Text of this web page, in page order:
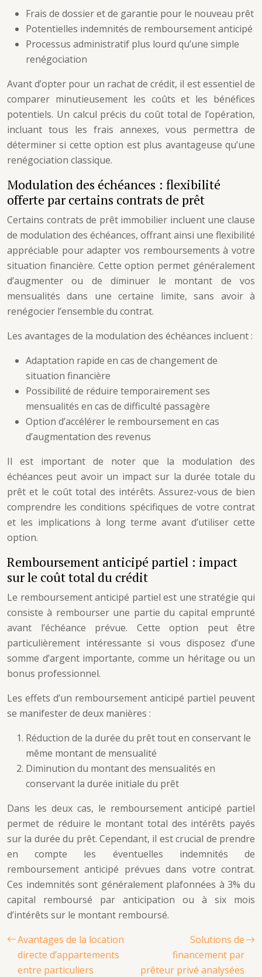
Frais de dossier et de garantie pour le nouveau prêt
Potentielles indemnités de remboursement anticipé
Processus administratif plus lourd qu’une simple
renégociation
Avant d’opter pour un rachat de crédit, il est essentiel de
comparer minutieusement les coûts et les bénéfices
potentiels. Un calcul précis du coût total de l’opération,
incluant tous les frais annexes, vous permettra de
déterminer si cette option est plus avantageuse qu’une
renégociation classique.
Modulation des échéances : flexibilité
offerte par certains contrats de prêt
Certains contrats de prêt immobilier incluent une clause
de modulation des échéances, offrant ainsi une flexibilité
appréciable pour adapter vos remboursements à votre
situation financière. Cette option permet généralement
d’augmenter ou de diminuer le montant de vos
mensualités dans une certaine limite, sans avoir à
renégocier l’ensemble du contrat.
Les avantages de la modulation des échéances incluent :
Adaptation rapide en cas de changement de
situation financière
Possibilité de réduire temporairement ses
mensualités en cas de difficulté passagère
Option d’accélérer le remboursement en cas
d’augmentation des revenus
Il est important de noter que la modulation des
échéances peut avoir un impact sur la durée totale du
prêt et le coût total des intérêts. Assurez-vous de bien
comprendre les conditions spécifiques de votre contrat
et les implications à long terme avant d’utiliser cette
option.
Remboursement anticipé partiel : impact
sur le coût total du crédit
Le remboursement anticipé partiel est une stratégie qui
consiste à rembourser une partie du capital emprunté
avant l’échéance prévue. Cette option peut être
particulièrement intéressante si vous disposez d’une
somme d’argent importante, comme un héritage ou un
bonus professionnel.
Les effets d’un remboursement anticipé partiel peuvent
se manifester de deux manières :
Réduction de la durée du prêt tout en conservant le
même montant de mensualité
Diminution du montant des mensualités en
conservant la durée initiale du prêt
Dans les deux cas, le remboursement anticipé partiel
permet de réduire le montant total des intérêts payés
sur la durée du prêt. Cependant, il est crucial de prendre
en compte les éventuelles indemnités de
remboursement anticipé prévues dans votre contrat.
Ces indemnités sont généralement plafonnées à 3% du
capital remboursé par anticipation ou à six mois
d’intérêts sur le montant remboursé.
Avantages de la location
directe d’appartements
entre particuliers
Solutions de
financement par
prêteur privé analysées